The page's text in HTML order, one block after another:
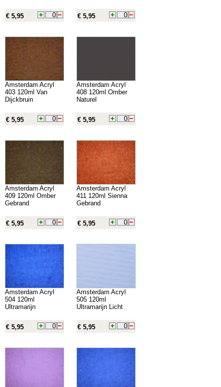
€ 5,95 € 5,95
Amsterdam Acryl
403 120ml Van
Dijckbruin
€ 5,95
Amsterdam Acryl
408 120ml Omber
Naturel
€ 5,95
Amsterdam Acryl
409 120ml Omber
Gebrand
€ 5,95
Amsterdam Acryl
411 120ml Sienna
Gebrand
€ 5,95
Amsterdam Acryl
504 120ml
Ultramarijn
€ 5,95
Amsterdam Acryl
505 120ml
Ultramarijn Licht
€ 5,95